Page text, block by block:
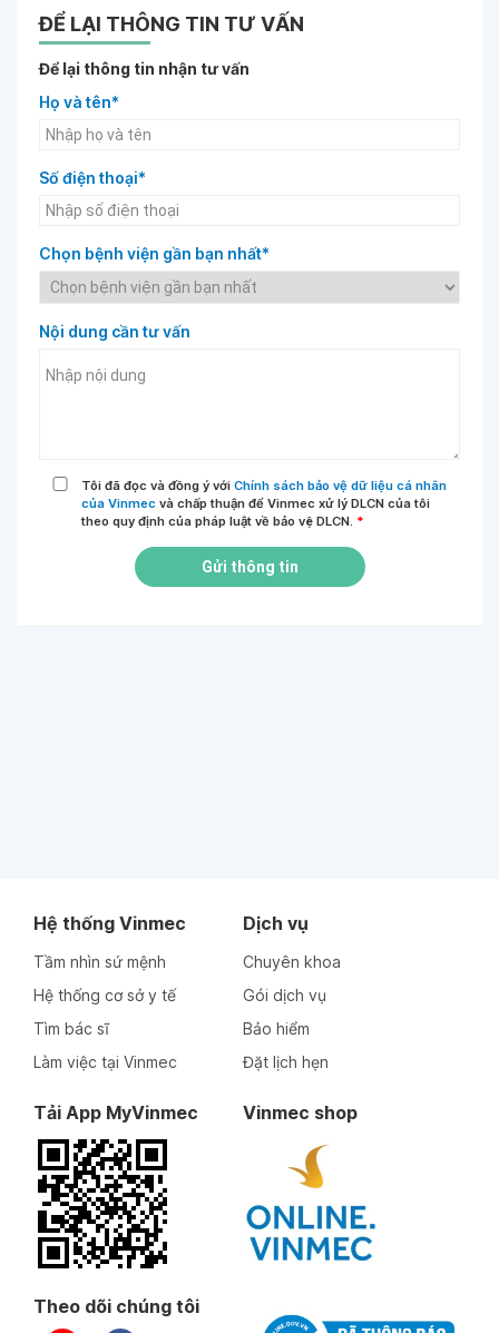
ĐỂ LẠI THÔNG TIN TƯ VẤN
Để lại thông tin nhận tư vấn
Họ và tên*
Số điện thoại*
Chọn bệnh viện gần bạn nhất*
Nội dung cần tư vấn
Tôi đã đọc và đồng ý với Chính sách bảo vệ dữ liệu cá nhân
của Vinmec và chấp thuận để Vinmec xử lý DLCN của tôi
theo quy định của pháp luật về bảo vệ DLCN. *
Gửi thông tin
Hệ thống Vinmec
Tầm nhìn sứ mệnh
Hệ thống cơ sở y tế
Tìm bác sĩ
Làm việc tại Vinmec
Dịch vụ
Chuyên khoa
Gói dịch vụ
Bảo hiểm
Đặt lịch hẹn
Tải App MyVinmec Vinmec shop
Theo dõi chúng tôi